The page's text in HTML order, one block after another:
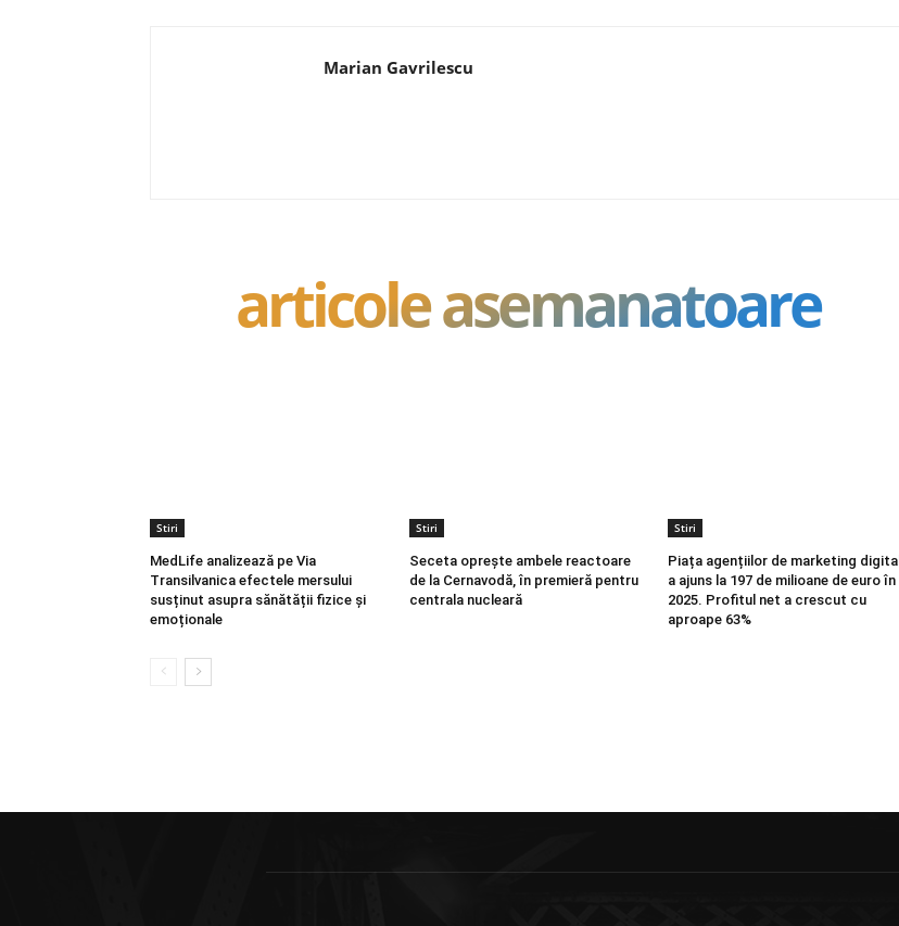
Marian Gavrilescu
articole asemanatoare
Stiri
MedLife analizează pe Via
Transilvanica efectele mersului
susținut asupra sănătății fizice și
emoționale
Stiri
Seceta oprește ambele reactoare
de la Cernavodă, în premieră pentru
centrala nucleară
Stiri
Piața agențiilor de marketing digital
a ajuns la 197 de milioane de euro în
2025. Profitul net a crescut cu
aproape 63%